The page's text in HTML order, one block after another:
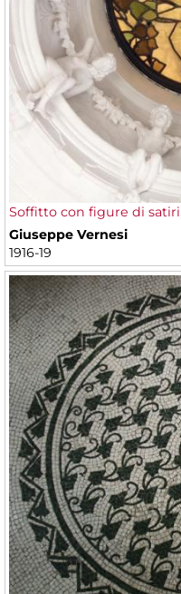
Soffitto con figure di
Giuseppe Vernesi
1916-19